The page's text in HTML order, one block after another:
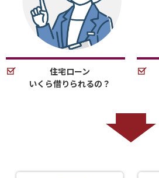
住宅ローン
いくら借りられるの？